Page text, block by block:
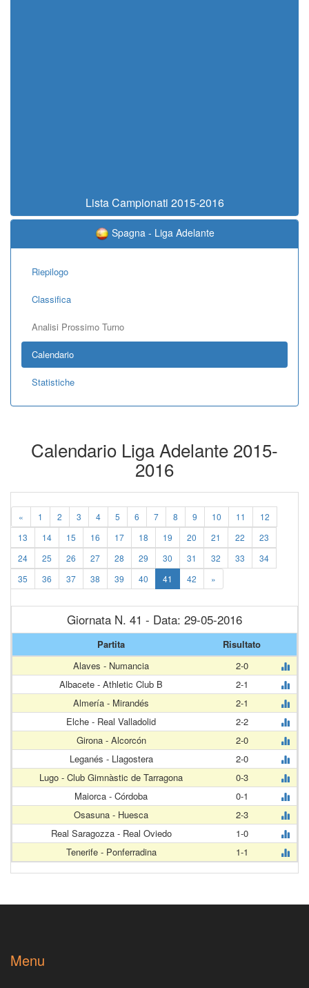
Lista Campionati 2015-2016
Spagna - Liga Adelante
Riepilogo
Classifica
Analisi Prossimo Turno
Calendario
Statistiche
Calendario Liga Adelante 2015-
2016
« 1 2 3 4 5 6 7 8 9 10 11
12
13
14 15 16 17 18 19 20 21 22
23
24
25 26 27 28 29 30 31 32 33
34
35
36 37 38 39 40 41 42 »
Giornata N. 41 - Data: 29-05-2016
Partita
Risultato
Alaves - Numancia
2-0
Albacete - Athletic Club B
2-1
Almería - Mirandés
2-1
Elche - Real Valladolid
2-2
Girona - Alcorcón
2-0
Leganés - Llagostera
2-0
Lugo - Club Gimnàstic de Tarragona
0-3
Maiorca - Córdoba
0-1
Osasuna - Huesca
2-3
Real Saragozza - Real Oviedo
1-0
Tenerife - Ponferradina
1-1
Menu